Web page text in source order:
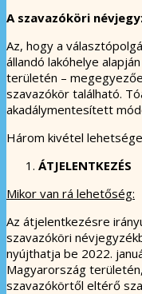
A szavazóköri
Az, hogy a
állandó lakóhelye
területén –
szavazókör található.
akadálymentesített
Három kivétel
ÁTJELENTKEZÉS
Mikor van rá lehetőség:
Az átjelentkezésre
szavazóköri
nyújthatja be 2022.
Magyarország
szavazókörtől eltérő